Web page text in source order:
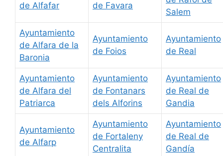
de Alfafar
de Favara
Salem
Ayuntamiento
de Alfara de la
Baronia
Ayuntamiento
de Foios
Ayuntamiento
de Real
Ayuntamiento
de Alfara del
Patriarca
Ayuntamiento
de Fontanars
dels Alforins
Ayuntamiento
de Real de
Gandia
Ayuntamiento
de Alfarp
Ayuntamiento
de Fortaleny
Centralita
Ayuntamiento
de Real de
Gandía